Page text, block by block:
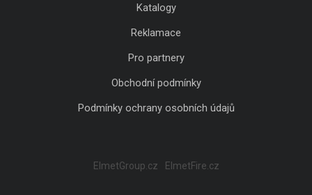
Katalogy
Reklamace
Pro partnery
Obchodní podmínky
Podmínky ochrany osobních údajů
ElmetGroup.cz ElmetFire.cz